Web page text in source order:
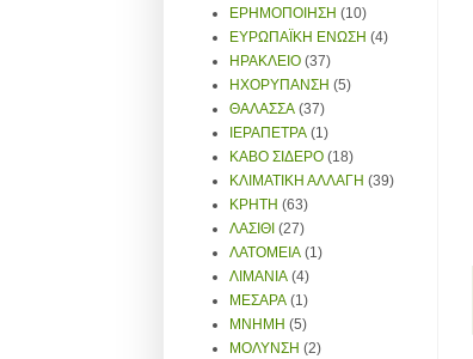
ΕΡΗΜΟΠΟΙΗΣΗ (10)
ΕΥΡΩΠΑΪΚΗ ΕΝΩΣΗ (4)
ΗΡΑΚΛΕΙΟ (37)
ΗΧΟΡΥΠΑΝΣΗ (5)
ΘΑΛΑΣΣΑ (37)
ΙΕΡΑΠΕΤΡΑ (1)
ΚΑΒΟ ΣΙΔΕΡΟ (18)
ΚΛΙΜΑΤΙΚΗ ΑΛΛΑΓΗ (39)
ΚΡΗΤΗ (63)
ΛΑΣΙΘΙ (27)
ΛΑΤΟΜΕΙΑ (1)
ΛΙΜΑΝΙΑ (4)
ΜΕΣΑΡΑ (1)
ΜΝΗΜΗ (5)
ΜΟΛΥΝΣΗ (2)